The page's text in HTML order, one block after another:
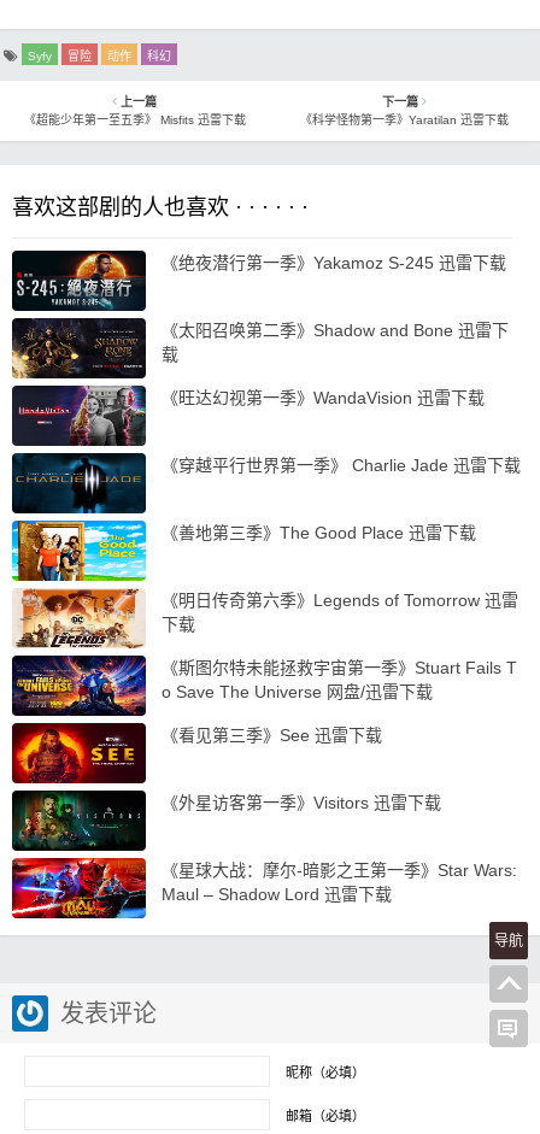
Syfy 冒险 动作 科幻
上一篇
《超能少年第一至五季》 Misfits 迅雷下载
下一篇
《科学怪物第一季》Yaratilan 迅雷下载
喜欢这部剧的人也喜欢 · · · · · ·
《绝夜潜行第一季》Yakamoz S-245 迅雷下载
《太阳召唤第二季》Shadow and Bone 迅雷下
载
《旺达幻视第一季》WandaVision 迅雷下载
《穿越平行世界第一季》 Charlie Jade 迅雷下载
《善地第三季》The Good Place 迅雷下载
《明日传奇第六季》Legends of Tomorrow 迅雷
下载
《斯图尔特未能拯救宇宙第一季》Stuart Fails T
o Save The Universe 网盘/迅雷下载
《看见第三季》See 迅雷下载
《外星访客第一季》Visitors 迅雷下载
《星球大战：摩尔-暗影之王第一季》Star Wars:
Maul – Shadow Lord 迅雷下载
发表评论
昵称（必填）
邮箱（必填）
导航